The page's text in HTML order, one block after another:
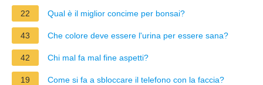
22 Qual è il miglior concime per bonsai?
43 Che colore deve essere l'urina per essere sana?
42 Chi mal fa mal fine aspetti?
19 Come si fa a sbloccare il telefono con la faccia?